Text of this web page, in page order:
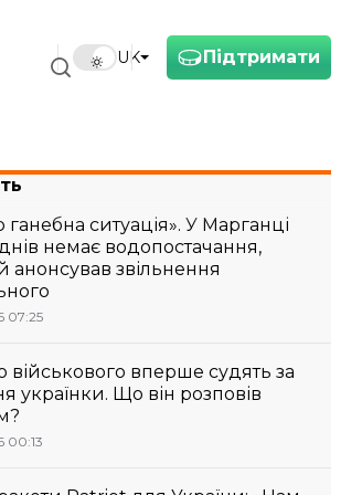
Підтримати
UK
ситуація». У Марганці
немає водопостачання,
анонсував звільнення
07:25
військового вперше судять за
українки. Що він розповів
00:13